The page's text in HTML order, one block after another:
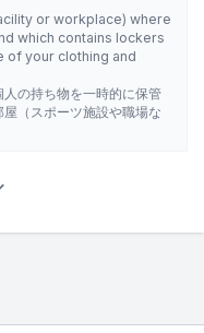
or workplace) where
which contains lockers
your clothing and
の持ち物を一時的に保管
（スポーツ施設や職場な